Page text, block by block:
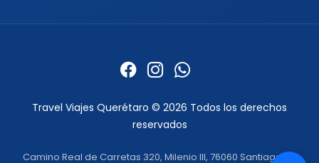
Travel Viajes Querétaro © 2026 Todos los derechos
reservados
Camino Real de Carretas 320, Milenio III, 76060 Santiago de